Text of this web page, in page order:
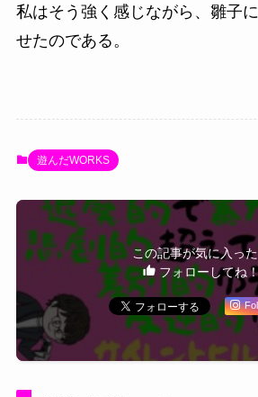
私はそう強く感じながら、雛子
せたのである。
遊んだWORKS
この記事が気に入っ
フォローしてね